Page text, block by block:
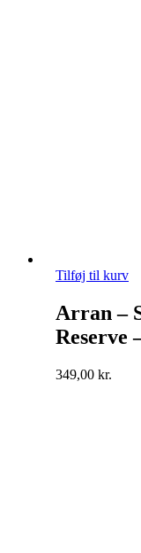
Tilføj til kurv
Arran –
Reserve
349,00 kr.